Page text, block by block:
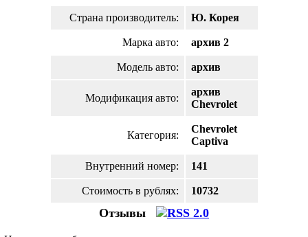
Страна производитель: Ю. Корея
Марка авто: архив 2
Модель авто: архив
Модификация авто:
архив
Chevrolet
Категория:
Chevrolet
Captiva
Внутренний номер: 141
Стоимость в рублях: 10732
Отзывы